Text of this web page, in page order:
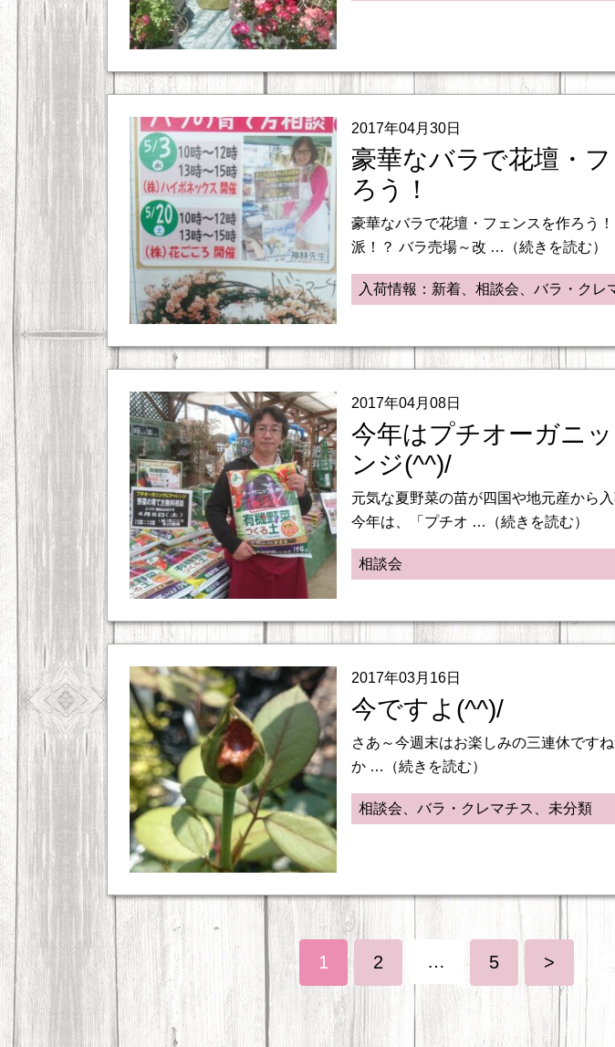
2017年04月30日
豪華なバラで花壇・
ろう！
豪華なバラで花壇・フェンスを作ろう
派！？ バラ売場～改 …（続きを読む）
入荷情報：新着、相談会、バラ・クレ
2017年04月08日
今年はプチオーガニ
ンジ(^^)/
元気な夏野菜の苗が四国や地元産から入
今年は、「プチオ …（続きを読む）
相談会
2017年03月16日
今ですよ(^^)/
さあ～今週末はお楽しみの三連休です
か …（続きを読む）
相談会、バラ・クレマチス、未分類
1 2 … 5 >